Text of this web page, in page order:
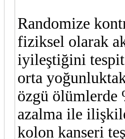
Randomize
fiziksel olarak
iyileştiğini
orta
özgü ölümlerde
azalma ile
kolon kanseri